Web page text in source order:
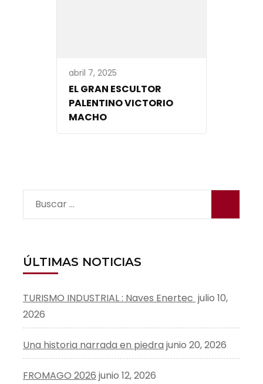
abril 7, 2025
EL GRAN ESCULTOR
PALENTINO VICTORIO
MACHO
Buscar:
ÚLTIMAS NOTICIAS
TURISMO INDUSTRIAL : Naves Enertec julio 10,
2026
Una historia narrada en piedra junio 20, 2026
FROMAGO 2026 junio 12, 2026